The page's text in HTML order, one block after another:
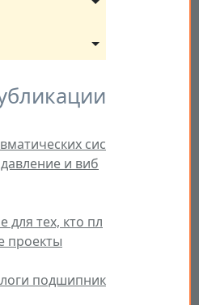
сис
и виб
тех, кто пл
проекты
подшипник